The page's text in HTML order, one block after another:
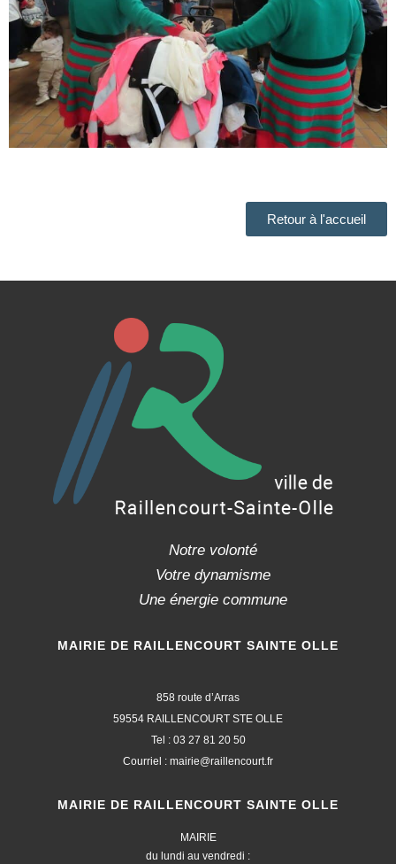
Retour à l'accueil
Notre volonté
Votre dynamisme
Une énergie commune
MAIRIE DE RAILLENCOURT SAINTE OLLE
858 route d’Arras
59554 RAILLENCOURT STE OLLE
Tel : 03 27 81 20 50
Courriel : mairie@raillencourt.fr
MAIRIE DE RAILLENCOURT SAINTE OLLE
MAIRIE
du lundi au vendredi :